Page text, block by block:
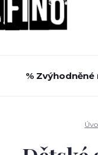
% Zvýhodněné